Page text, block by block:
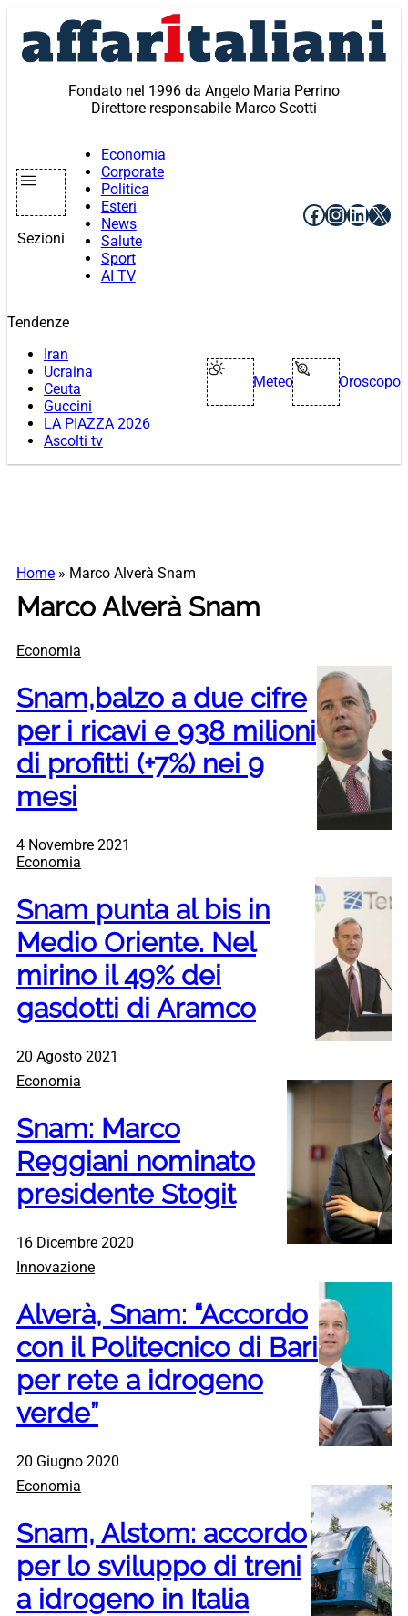
contenuto
Fondato nel 1996 da Angelo Maria Perrino
Direttore responsabile Marco Scotti
Sezioni
Economia
Corporate
Politica
Esteri
News
Salute
Sport
AI TV
Facebook
X
Tendenze
Iran
Ucraina
Ceuta
Guccini
LA PIAZZA 2026
Ascolti tv
Meteo Oroscopo
Home » Marco Alverà Snam
Marco Alverà Snam
Economia
Snam,balzo a due cifre
per i ricavi e 938 milioni
di profitti (+7%) nei 9
mesi
4 Novembre 2021
Economia
Snam punta al bis in
Medio Oriente. Nel
mirino il 49% dei
gasdotti di Aramco
20 Agosto 2021
Economia
Snam: Marco
Reggiani nominato
presidente Stogit
16 Dicembre 2020
Innovazione
Alverà, Snam: “Accordo
con il Politecnico di Bari
per rete a idrogeno
verde”
20 Giugno 2020
Economia
Snam, Alstom: accordo
per lo sviluppo di treni
a idrogeno in Italia